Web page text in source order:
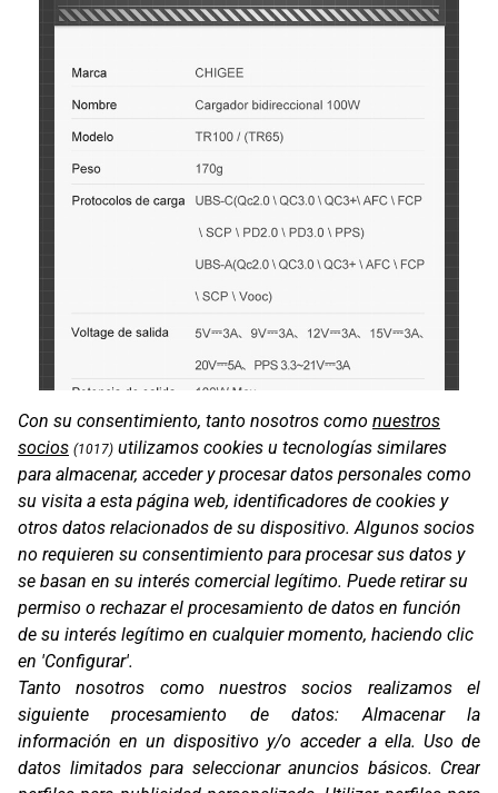
Con su consentimiento, tanto nosotros como nuestros
socios (1017) utilizamos cookies u tecnologías similares
para almacenar, acceder y procesar datos personales como
su visita a esta página web, identificadores de cookies y
otros datos relacionados de su dispositivo. Algunos socios
no requieren su consentimiento para procesar sus datos y
se basan en su interés comercial legítimo. Puede retirar su
permiso o rechazar el procesamiento de datos en función
de su interés legítimo en cualquier momento, haciendo clic
en 'Configurar'.
Tanto nosotros como nuestros socios realizamos el
siguiente procesamiento de datos:Almacenar la
información en un dispositivo y/o acceder a ella. Uso de
datos limitados para seleccionar anuncios básicos. Crear